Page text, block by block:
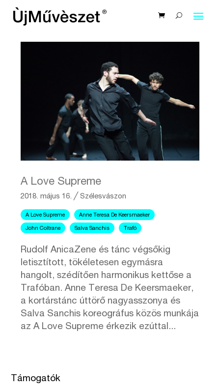
A Love Supreme
2018. május 16. ╱Szélesvászon
A Love Supreme Anne Teresa De Keersmaeker
John Coltrane Salva Sanchis Trafó
Rudolf AnicaZene és tánc végsőkig
letisztított, tökéletesen egymásra
hangolt, szédítően harmonikus kettőse a
Trafóban. Anne Teresa De Keersmaeker,
a kortárstánc úttörő nagyasszonya és
Salva Sanchis koreográfus közös munkája
az A Love Supreme érkezik ezúttal...
Támogatók